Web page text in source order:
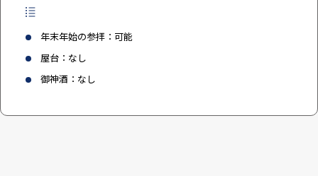
年末年始の参拝：可能
屋台：なし
御神酒：なし